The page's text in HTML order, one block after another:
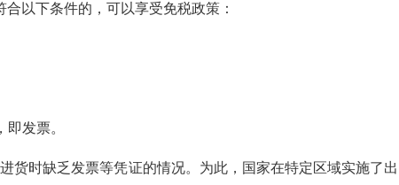
以下条件的，可以享受免税政策：
发票。
时缺乏发票等凭证的情况。为此，国家在特定区域实施了出